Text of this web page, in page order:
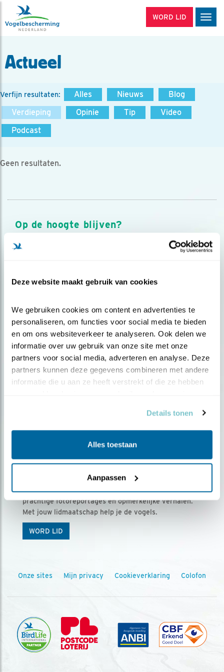
Deze website maakt gebruik van cookies
We gebruiken cookies om content en advertenties te
personaliseren, om functies voor social media te bieden
en om ons websiteverkeer te analyseren. Ook delen we
informatie over uw gebruik van onze site met onze
partners voor social media, adverteren en analyse. Deze
partners kunnen deze gegevens combineren met andere
informatie die u aan ze heeft verstrekt of die ze hebben
Details tonen
Alles toestaan
Aanpassen
WORD LID
Actueel
Verfijn resultaten: Alles Nieuws
Blog
Verdieping
Opinie Tip
Video
Podcast
Geen resultaten.
Op de hoogte blijven?
Meld je aan en ontvang nieuws, inspiratie, acties en tips
over vogels en activiteiten van Vogelbescherming.
Ontvang 5 x Vogels voor € 36,00 per jaar
Vogels is het tijdschrift voor onze leden, met
prachtige fotoreportages en opmerkelijke verhalen.
Met jouw lidmaatschap help je de vogels.
WORD LID
Onze sites Mijn privacy Cookieverklaring Colofon